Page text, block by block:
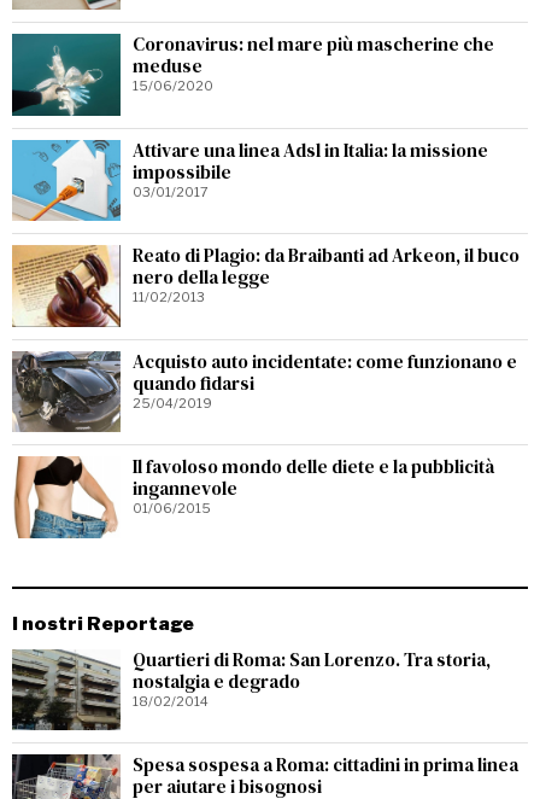
Coronavirus: nel mare più mascherine che
meduse
15/06/2020
Attivare una linea Adsl in Italia: la missione
impossibile
03/01/2017
Reato di Plagio: da Braibanti ad Arkeon, il buco
nero della legge
11/02/2013
Acquisto auto incidentate: come funzionano e
quando fidarsi
25/04/2019
Il favoloso mondo delle diete e la pubblicità
ingannevole
01/06/2015
I nostri Reportage
Quartieri di Roma: San Lorenzo. Tra storia,
nostalgia e degrado
18/02/2014
Spesa sospesa a Roma: cittadini in prima linea
per aiutare i bisognosi